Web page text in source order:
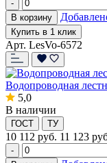
-
В корзину
Купить в 1 клик
Арт. LesVo-6572
Водопроводная
5,0
В наличии
ГОСТ ТУ
10 112 руб. 11 123
-